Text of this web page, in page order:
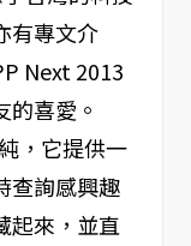
有專文介
Next 2013
喜愛。
，它提供一
查詢感興趣
起來，並直